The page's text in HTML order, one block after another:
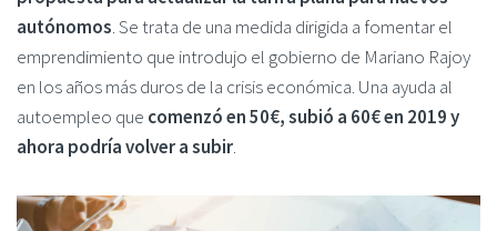
autónomos. Se trata de una medida dirigida a fomentar el
emprendimiento que introdujo el gobierno de Mariano Rajoy
en los años más duros de la crisis económica. Una ayuda al
autoempleo que comenzó en 50€, subió a 60€ en 2019 y
ahora podría volver a subir.